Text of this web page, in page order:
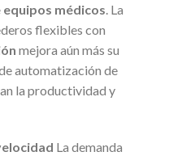
médicos . La
flexibles con
mejora aún más su
automatización de
la productividad y
La demanda